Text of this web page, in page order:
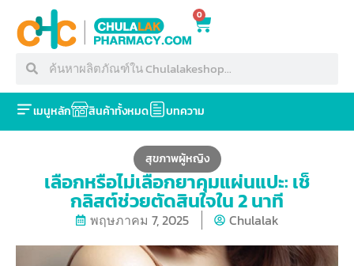
0
เมนูหลัก สินค้าทั้งหมด บทความ
สุขภาพผู้หญิง
เลือกหรือไม่เลือกยาคุมแผ่นแปะ: เช็
กลิสต์ช่วยตัดสินใจใน 2 นาที
พฤษภาคม 7, 2025 Chulalak